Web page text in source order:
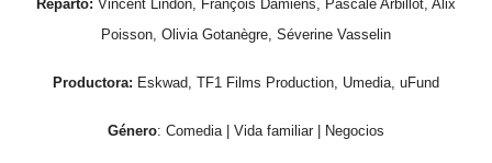
Reparto: Vincent Lindon, François Damiens, Pascale Arbillot, Alix
Poisson, Olivia Gotanègre, Séverine Vasselin
Productora: Eskwad, TF1 Films Production, Umedia, uFund
Género: Comedia | Vida familiar | Negocios